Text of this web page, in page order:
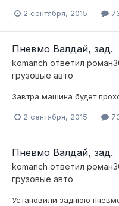
2 сентября, 2015
Пневмо Валдай, зад.
komanch ответил
грузовые авто
Завтра машина будет
2 сентября, 2015
Пневмо Валдай, зад.
komanch ответил
грузовые авто
Установили заднюю